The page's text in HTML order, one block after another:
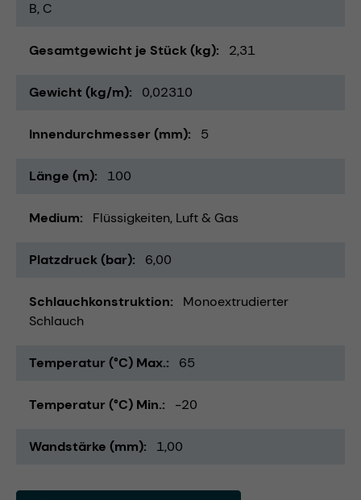
B, C
Gesamtgewicht je Stück (kg) 2,31
Gewicht (kg/m) 0,02310
Innendurchmesser (mm) 5
Länge (m) 100
Medium Flüssigkeiten Luft & Gas
Platzdruck (bar) 6,00
Schlauchkonstruktion
Monoextrudierter
Schlauch
Temperatur (°C) Max. 65
Temperatur (°C) Min. -20
Wandstärke (mm) 1,00